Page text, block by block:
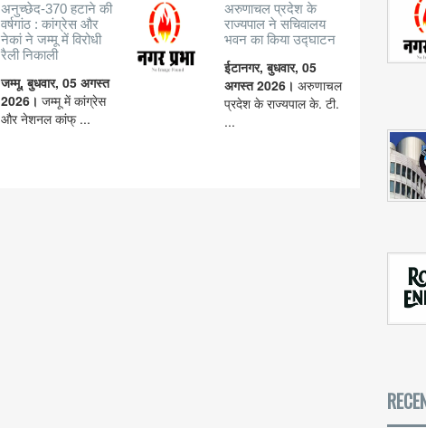
अनुच्छेद-370 हटाने की
वर्षगांठ : कांग्रेस और
नेकां ने जम्मू में विरोधी
रैली निकाली
जम्मू, बुधवार, 05 अगस्त
2026।जम्मू में कांग्रेस
और नेशनल कांफ् ...
अरुणाचल प्रदेश के
राज्यपाल ने सचिवालय
भवन का किया उद्घाटन
ईटानगर, बुधवार, 05
अगस्त 2026। अरुणाचल
प्रदेश के राज्यपाल के. टी.
...